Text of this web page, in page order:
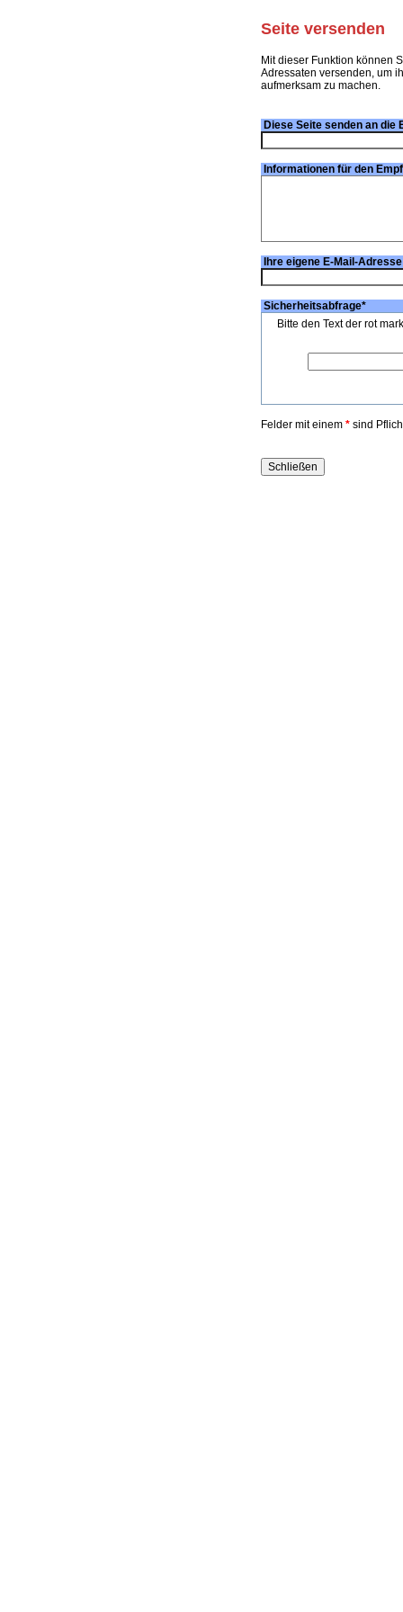
Seite versenden
Mit dieser Funktion können
Adressaten versenden, um
aufmerksam zu machen.
Diese Seite senden an die
Informationen für den
Ihre eigene E-Mail-
Sicherheitsabfrage*
Bitte den Text der rot
Felder mit einem * sind